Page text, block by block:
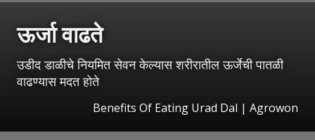
ऊर्जा वाढते
उडीद डाळीचे नियमित सेवन केल्यास शरीरातील ऊर्जेची पातळी
वाढण्यास मदत होते
Benefits Of Eating Urad Dal | Agrowon